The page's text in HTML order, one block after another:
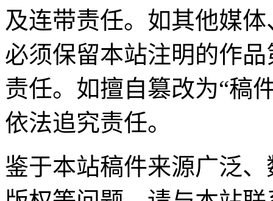
及连带责任。如其他媒
必须保留本站注明的作
责任。如擅自篡改为“稿
依法追究责任。
鉴于本站稿件来源广泛